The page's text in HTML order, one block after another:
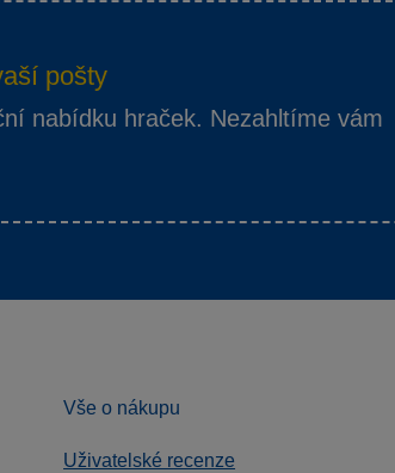
pošty
nabídku hraček. Nezahltíme vám
Vše o nákupu
Uživatelské recenze